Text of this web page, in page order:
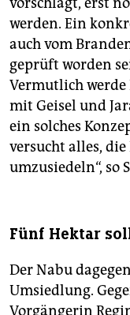
werden. Ein
auch vom
geprüft worden
Vermutlich
mit Geisel und
ein solches
versucht alles,
umzusiedeln“, so
Fünf Hektar
Der Nabu
Umsiedlung.
Vorgängerin